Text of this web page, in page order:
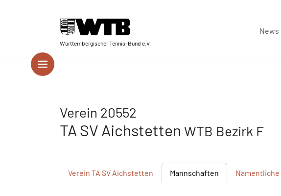
Württembergischer Tennis-Bund e.V.
News
Verein 20552
TA SV Aichstetten WTB Bezirk F
Verein TA SV Aichstetten Mannschaften Namentliche